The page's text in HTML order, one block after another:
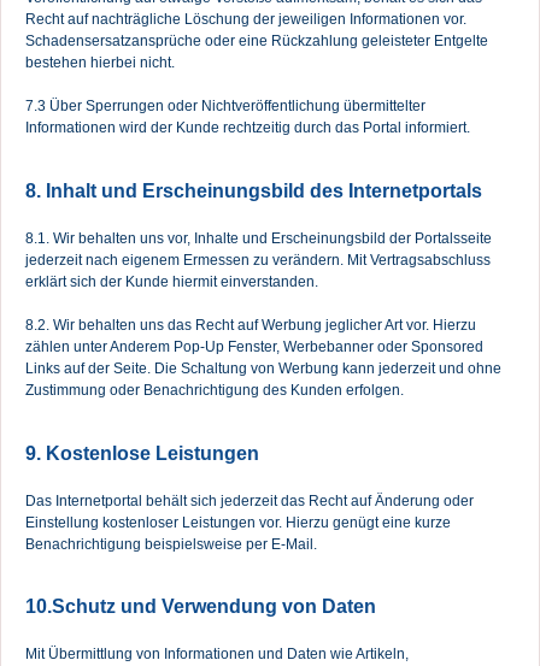
Recht auf nachträgliche Löschung der jeweiligen Informationen vor.
Schadensersatzansprüche oder eine Rückzahlung geleisteter Entgelte
bestehen hierbei nicht.
7.3 Über Sperrungen oder Nichtveröffentlichung übermittelter
Informationen wird der Kunde rechtzeitig durch das Portal informiert.
8. Inhalt und Erscheinungsbild des Internetportals
8.1. Wir behalten uns vor, Inhalte und Erscheinungsbild der Portalsseite
jederzeit nach eigenem Ermessen zu verändern. Mit Vertragsabschluss
erklärt sich der Kunde hiermit einverstanden.
8.2. Wir behalten uns das Recht auf Werbung jeglicher Art vor. Hierzu
zählen unter Anderem Pop-Up Fenster, Werbebanner oder Sponsored
Links auf der Seite. Die Schaltung von Werbung kann jederzeit und ohne
Zustimmung oder Benachrichtigung des Kunden erfolgen.
9. Kostenlose Leistungen
Das Internetportal behält sich jederzeit das Recht auf Änderung oder
Einstellung kostenloser Leistungen vor. Hierzu genügt eine kurze
Benachrichtigung beispielsweise per E-Mail.
10.Schutz und Verwendung von Daten
Mit Übermittlung von Informationen und Daten wie Artikeln,